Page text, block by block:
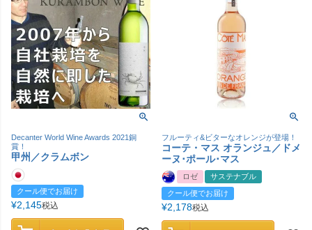
Decanter World Wine Awards 2021銅
賞！
甲州／クラムボン
クール便でお届け
¥2,145税込
フルーティ&ビターなオレンジが登場！
コーテ・マス オランジュ／ドメ
ーヌ･ポール･マス
ロゼ
サステナブル
クール便でお届け
¥2,178税込